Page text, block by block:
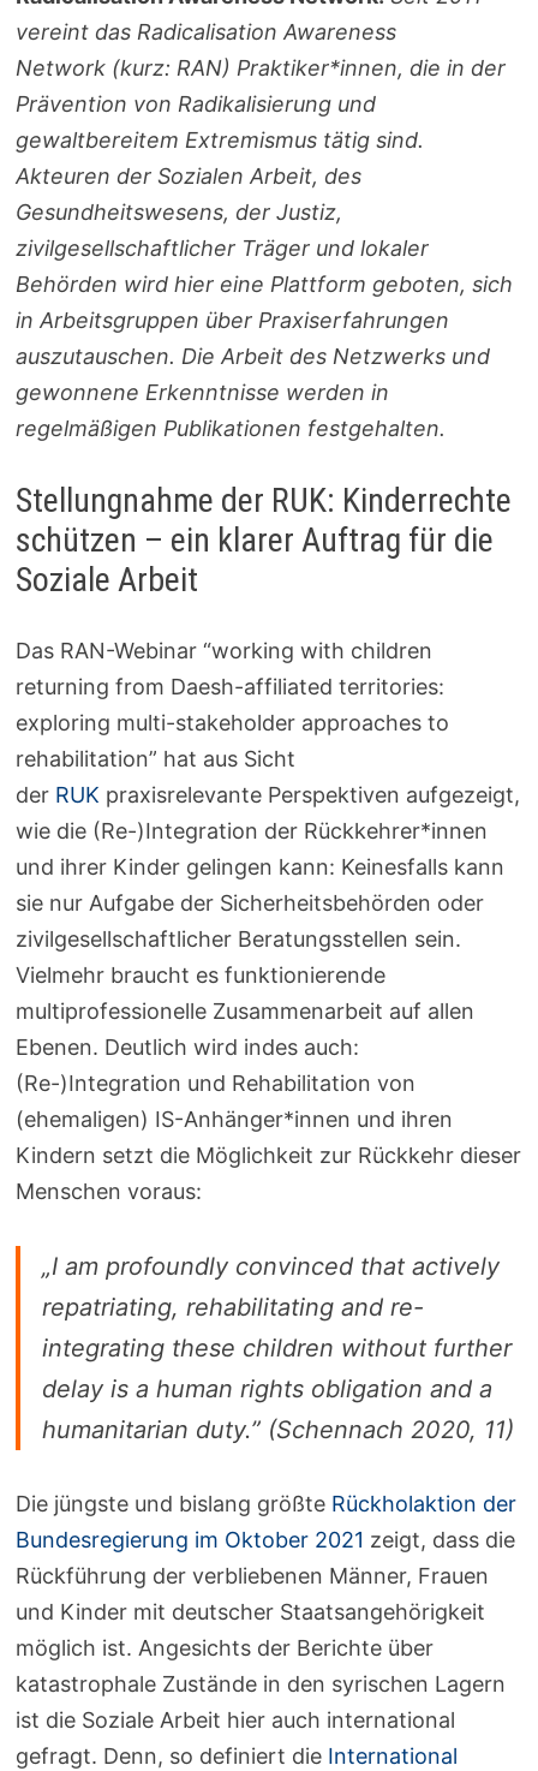
vereint das Radicalisation Awareness
Network (kurz: RAN) Praktiker*innen, die in der
Prävention von Radikalisierung und
gewaltbereitem Extremismus tätig sind.
Akteuren der Sozialen Arbeit, des
Gesundheitswesens, der Justiz,
zivilgesellschaftlicher Träger und lokaler
Behörden wird hier eine Plattform geboten, sich
in Arbeitsgruppen über Praxiserfahrungen
auszutauschen. Die Arbeit des Netzwerks und
gewonnene Erkenntnisse werden in
regelmäßigen Publikationen festgehalten.
Stellungnahme der RUK: Kinderrechte
schützen – ein klarer Auftrag für die
Soziale Arbeit
Das RAN-Webinar “working with children
returning from Daesh-affiliated territories:
exploring multi-stakeholder approaches to
rehabilitation” hat aus Sicht
der RUK praxisrelevante Perspektiven aufgezeigt,
wie die (Re-)Integration der Rückkehrer*innen
und ihrer Kinder gelingen kann: Keinesfalls kann
sie nur Aufgabe der Sicherheitsbehörden oder
zivilgesellschaftlicher Beratungsstellen sein.
Vielmehr braucht es funktionierende
multiprofessionelle Zusammenarbeit auf allen
Ebenen. Deutlich wird indes auch:
(Re-)Integration und Rehabilitation von
(ehemaligen) IS-Anhänger*innen und ihren
Kindern setzt die Möglichkeit zur Rückkehr dieser
Menschen voraus:
„I am profoundly convinced that actively
repatriating, rehabilitating and re-
integrating these children without further
delay is a human rights obligation and a
humanitarian duty.” (Schennach 2020, 11)
Die jüngste und bislang größte Rückholaktion der
Bundesregierung im Oktober 2021 zeigt, dass die
Rückführung der verbliebenen Männer, Frauen
und Kinder mit deutscher Staatsangehörigkeit
möglich ist. Angesichts der Berichte über
katastrophale Zustände in den syrischen Lagern
ist die Soziale Arbeit hier auch international
gefragt. Denn, so definiert die International